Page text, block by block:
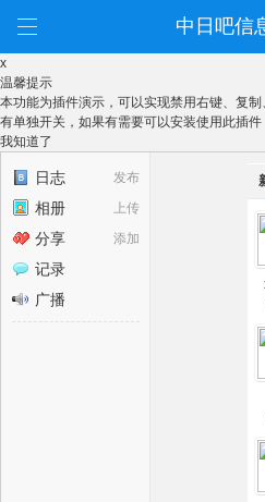
中日吧信
x
温馨提示
本功能为插件演示，可以实现禁用右键、复
有单独开关，如果有需要可以安装使用此插件
我知道了
发布
日志
上传
相册
添加
分享
记录
广播